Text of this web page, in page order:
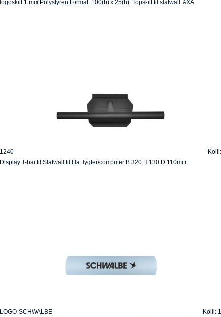
logoskilt 1 mm Polystyren Format: 100(b) x 25(h). Topskilt til slatwall. AXA
1240
Kolli:
Display T-bar til Slatwall til bla. lygter/computer B:320 H:130 D:110mm
LOGO-SCHWALBE
Kolli: 1